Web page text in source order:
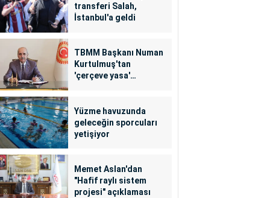
transferi Salah,
İstanbul'a geldi
TBMM Başkanı Numan
Kurtulmuş'tan
'çerçeve yasa'
Yüzme havuzunda
geleceğin sporcuları
yetişiyor
Memet Aslan'dan
"Hafif raylı sistem
projesi" açıklaması